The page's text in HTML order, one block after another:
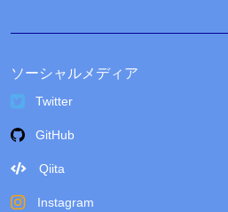
ソーシャルメディア
Twitter
GitHub
Qiita
Instagram